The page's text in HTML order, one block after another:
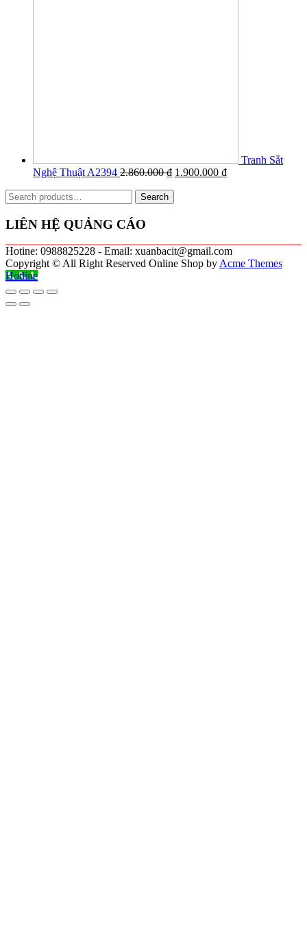
Tranh Sắt
Nghệ Thuật A2394 2.860.000₫ 1.900.000 ₫
Search
for:
Search
LIÊN HỆ QUẢNG CÁO
Hotine: 0988825228 - Email: xuanbacit@gmail.com
Copyright © All Right Reserved Online Shop by Acme Themes
Hotline